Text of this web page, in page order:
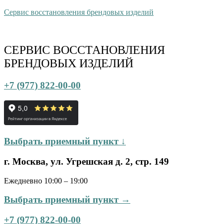
Сервис восстановления брендовых изделий
СЕРВИС ВОССТАНОВЛЕНИЯ
БРЕНДОВЫХ ИЗДЕЛИЙ
+7 (977) 822-00-00
Выбрать приемный пункт ↓
г. Москва, ул. Угрешская д. 2, стр. 149
Ежедневно 10:00 – 19:00
Выбрать приемный пункт →
+7 (977) 822-00-00